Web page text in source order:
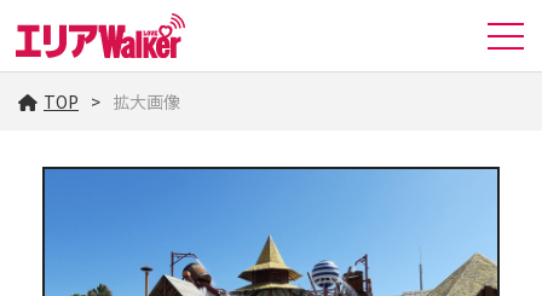
TOP 拡大画像